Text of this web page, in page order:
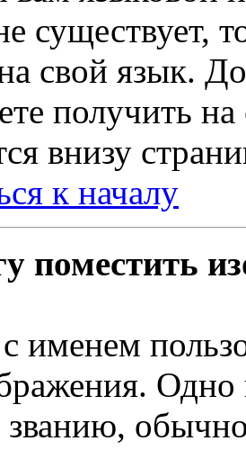
существует,
свой язык.
получить на
внизу
к началу
поместить
именем
обычно